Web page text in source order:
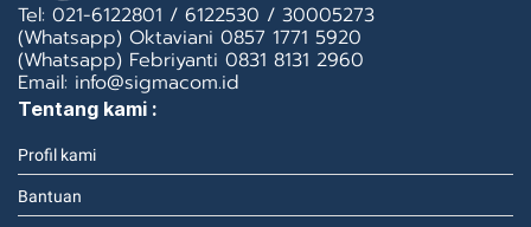
Tel: 021-6122801 / 6122530 / 30005273
(Whatsapp) Oktaviani 0857 1771 5920
(Whatsapp) Febriyanti 0831 8131 2960
Email: info@sigmacom.id
Tentang kami :
Profil kami
Bantuan